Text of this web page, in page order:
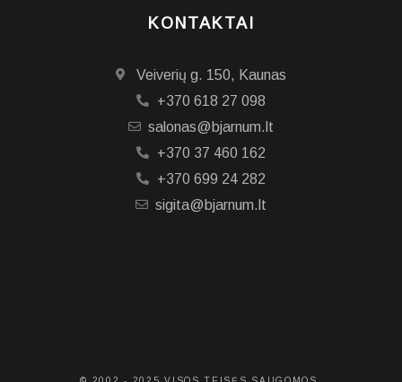
KONTAKTAI
Veiverių g. 150, Kaunas
+370 618 27 098
salonas@bjarnum.lt
+370 37 460 162
+370 699 24 282
sigita@bjarnum.lt